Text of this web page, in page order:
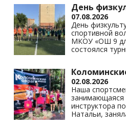
s
ni
ki
p k
День
07.08.2026
День
спортивной
МКОУ «ОШ 9
состоялся
02.08.2026
Наша
занимающаяся
инструктора
Натальи,